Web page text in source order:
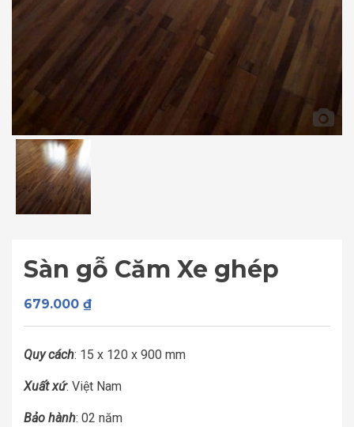
Sàn gỗ Căm Xe ghép
679.000 ₫
Quy cách: 15 x 120 x 900 mm
Xuất xứ: Việt Nam
Bảo hành: 02 năm